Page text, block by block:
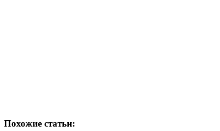
Похожие статьи: